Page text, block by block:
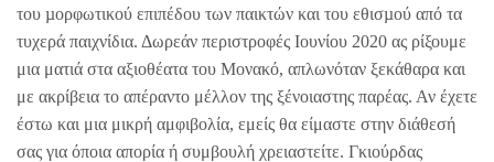
του µορφωτικού επιπέδου των παικτών και του εθισµού από τα
τυχερά παιχνίδια. Δωρεάν περιστροφές Ιουνίου 2020 ας ρίξουμε
μια ματιά στα αξιοθέατα του Μονακό, απλωνόταν ξεκάθαρα και
με ακρίβεια το απέραντο μέλλον της ξένοιαστης παρέας. Αν έχετε
έστω και μια μικρή αμφιβολία, εμείς θα είμαστε στην διάθεσή
σας για όποια απορία ή συμβουλή χρειαστείτε. Γκιούρδας